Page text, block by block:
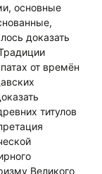
основные
доказать
от времён
титулов
Великого